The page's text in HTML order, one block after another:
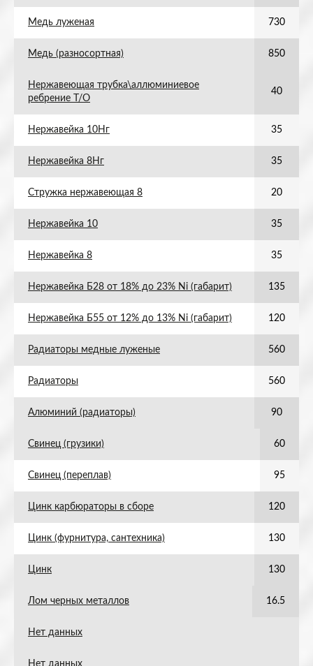
Медь луженая 730
Медь (разносортная) 850
Нержавеющая трубка\аллюминиевое
ребрение Т/О
40
Нержавейка 10Нг 35
Нержавейка 8Нг 35
Стружка нержавеющая 8 20
Нержавейка 10 35
Нержавейка 8 35
Нержавейка Б28 от 18% до 23% Ni (габарит) 135
Нержавейка Б55 от 12% до 13% Ni (габарит) 120
Радиаторы медные луженые 560
Радиаторы 560
Алюминий (радиаторы) 90
Свинец (грузики) 60
Свинец (переплав) 95
Цинк карбюраторы в сборе 120
Цинк (фурнитура, сантехника) 130
Цинк 130
Лом черных металлов 16.5
Нет данных
Нет данных